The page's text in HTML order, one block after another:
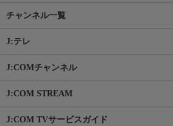
チャンネル一覧
J:テレ
J:COMチャンネル
J:COM STREAM
J:COM TVサービスガイド